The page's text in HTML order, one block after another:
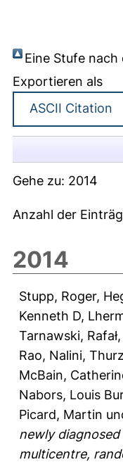
Eine Stufe nach
Exportieren als
Gehe zu: 2014
Anzahl der
2014
Stupp, Roger,
Kenneth D,
Tarnawski, Rafał,
Rao, Nalini,
McBain,
Nabors, Louis
Picard, Martin
newly
multicentre,